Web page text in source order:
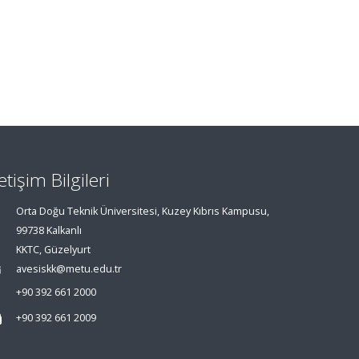
Bilgileri
Orta Doğu Teknik Üniversitesi, Kuzey Kıbrıs Kampusu,
99738 Kalkanlı
KKTC, Güzelyurt
avesiskk@metu.edu.tr
+90 392 661 2000
+90 392 661 2009